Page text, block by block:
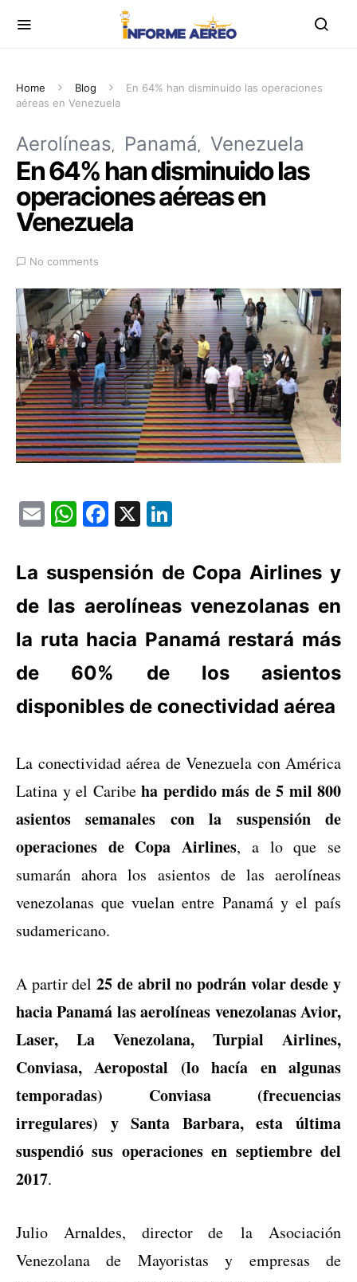
Home Blog
En 64% han disminuido las operaciones
aéreas en Venezuela
Aerolíneas Panamá Venezuela
En 64% han disminuido las
operaciones aéreas en
Venezuela
No comments
EmailWhatsApp
Facebook
X
La suspensión de Copa Airlines y
de las aerolíneas venezolanas en
la ruta hacia Panamá restará más
de 60% de los asientos
disponibles de conectividad aérea
La conectividad aérea de Venezuela con América
Latina y el Caribe ha perdido más de 5 mil 800
asientos semanales con la suspensión de
operaciones de Copa Airlines, a lo que se
sumarán ahora los asientos de las aerolíneas
venezolanas que vuelan entre Panamá y el país
sudamericano.
A partir del25 de abril no podrán volar desde y
hacia Panamá las aerolíneas venezolanas Avior,
Laser, La Venezolana, Turpial Airlines,
Conviasa, Aeropostal (lo hacía en algunas
temporadas) Conviasa (frecuencias
irregulares) y Santa Barbara, esta última
suspendió sus operaciones en septiembre del
2017.
Julio Arnaldes, director de la Asociación
Venezolana de Mayoristas y empresas de